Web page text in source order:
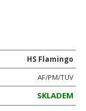
HS Flamingo
AF/PM/TUV
SKLADEM